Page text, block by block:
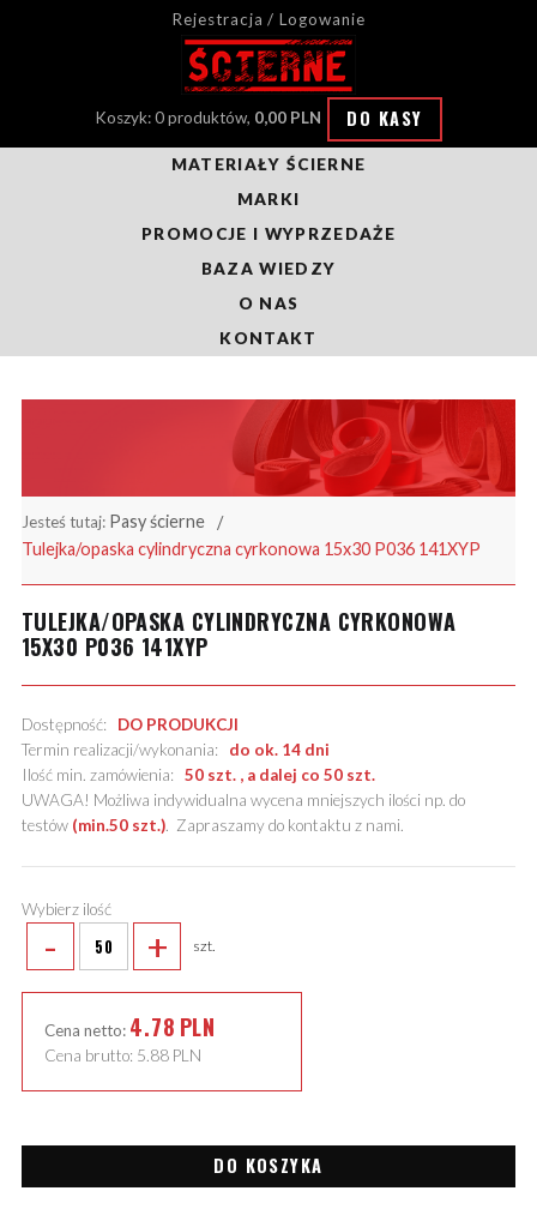
Rejestracja / Logowanie
Koszyk: 0 produktów, 0,00 PLN DO KASY
MATERIAŁY ŚCIERNE
MARKI
PROMOCJE I WYPRZEDAŻE
BAZA WIEDZY
O NAS
KONTAKT
Jesteś tutaj: Pasy ścierne
Tulejka/opaska cylindryczna cyrkonowa 15x30 P036 141XYP
TULEJKA/OPASKA CYLINDRYCZNA CYRKONOWA
15X30 P036 141XYP
Dostępność: DO PRODUKCJI
Termin realizacji/wykonania: do ok. 14 dni
Ilość min. zamówienia: 50 szt. , a dalej co 50 szt.
UWAGA! Możliwa indywidualna wycena mniejszych ilości np. do
testów (min.50 szt.). Zapraszamy do kontaktu z nami.
Wybierz ilość
- + szt.
Cena netto: 4.78 PLN
Cena brutto: 5.88 PLN
DO KOSZYKA